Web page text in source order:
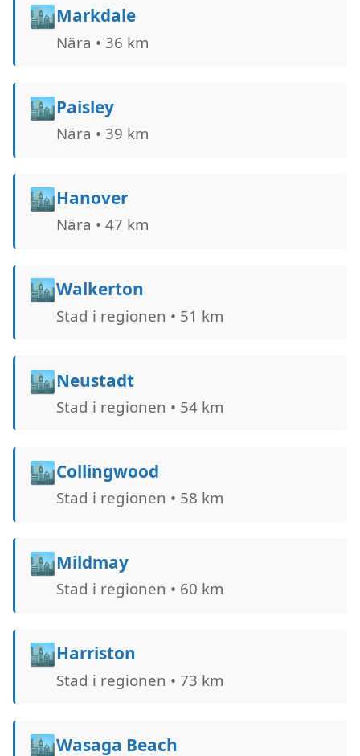
🏙️Markdale
Nära • 36 km
🏙️Paisley
Nära • 39 km
🏙️Hanover
Nära • 47 km
🏙️Walkerton
Stad i regionen • 51 km
🏙️Neustadt
Stad i regionen • 54 km
🏙️Collingwood
Stad i regionen • 58 km
🏙️Mildmay
Stad i regionen • 60 km
🏙️Harriston
Stad i regionen • 73 km
🏙️Wasaga Beach